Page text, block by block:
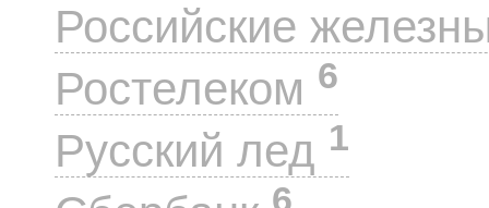
Российские
Ростелеком 6
Русский лед 1
6